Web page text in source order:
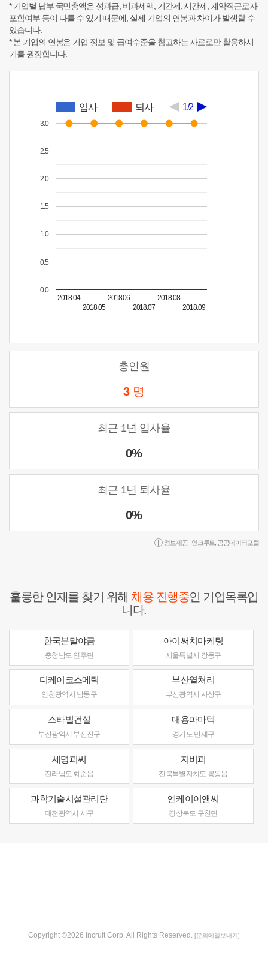
* 기업별 납부 국민총액은 성과급, 비과세액, 기간제, 시간제, 계약직근로자
포함여부 등이 다를 수 있기 때문에, 실제 기업의 연봉과 차이가 발생할 수
있습니다.
* 본 기업의 연봉은 기업 정보 및 급여수준을 참고하는 자료로만 활용하시
기를 권장합니다.
입사 퇴사 1/2
2018.04
2018.05
2018.06
2018.07
2018.08
2018.09
0.0
0.5
1.0
1.5
2.0
2.5
3.0
총인원
3 명
최근 1년 입사율
0%
최근 1년 퇴사율
0%
정보제공 : 인크루트 공공데이터포털
훌륭한 인재를 찾기 위해채용 진행중인 기업목록입
니다.
한국분말야금
충청남도 인주면
아이써치마케팅
서울특별시 강동구
디케이코스메틱
인천광역시 남동구
부산열처리
부산광역시 사상구
스타빌건설
부산광역시 부산진구
대용파마텍
경기도 만세구
세명피씨
전라남도 화순읍
지비피
전북특별자치도 봉동읍
과학기술시설관리단
대전광역시 서구
엔케이이앤씨
경상북도 구천면
Copyright ©2026 Incruit Corp. All Rights Reserved. [문의메일보내기]